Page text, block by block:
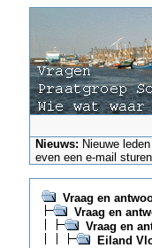
Nieuws: Nieuwe
even een e-mail
Vraag en
Vraag en
Vraag en
Eiland